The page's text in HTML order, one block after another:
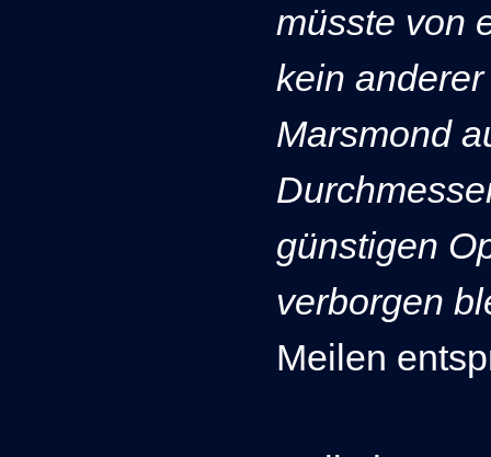
müsste von
kein
Marsmond
günstigen
verborgen
Meilen